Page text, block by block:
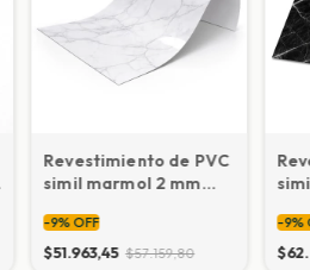
Revestimiento de PVC
simil marmol 2 mm
-9% OFF
$51.963,45 $57.159,80
-9%